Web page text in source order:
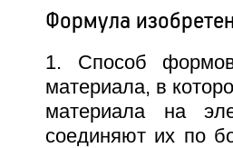
Формула
1. Способ
материала, в
материала на
соединяют их по